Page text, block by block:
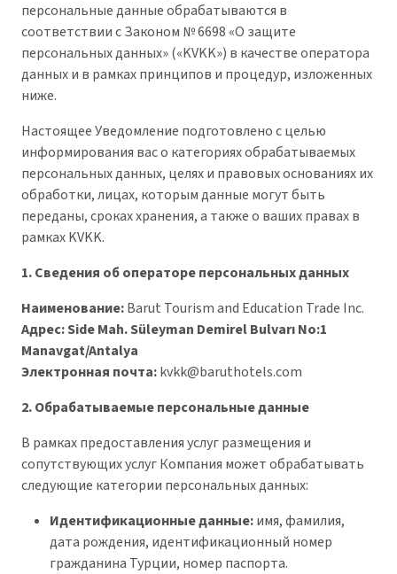
персональные данные обрабатываются в
соответствии с Законом № 6698 «О защите
персональных данных» («KVKK») в качестве оператора
данных и в рамках принципов и процедур, изложенных
ниже.
Настоящее Уведомление подготовлено с целью
информирования вас о категориях обрабатываемых
персональных данных, целях и правовых основаниях их
обработки, лицах, которым данные могут быть
переданы, сроках хранения, а также о ваших правах в
рамках KVKK.
1. Сведения об операторе персональных данных
Наименование:Barut Tourism and Education Trade Inc.
Адрес:Side Mah. Süleyman Demirel Bulvarı No:1
Manavgat/Antalya
Электронная почта:kvkk@baruthotels.com
2. Обрабатываемые персональные данные
В рамках предоставления услуг размещения и
сопутствующих услуг Компания может обрабатывать
следующие категории персональных данных:
Идентификационные данные:имя, фамилия,
дата рождения, идентификационный номер
гражданина Турции, номер паспорта.